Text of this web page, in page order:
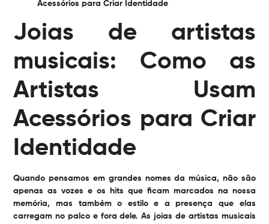
Joias de artistas
musicais: Como as
Artistas Usam
Acessórios para Criar
Identidade
Quando pensamos em grandes nomes da música, não são
apenas as vozes e os hits que ficam marcados na nossa
memória, mas também o estilo e a presença que elas
carregam no palco e fora dele. As joias de artistas musicais